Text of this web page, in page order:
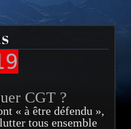
CGT ?
« à être défendu »,
tous ensemble